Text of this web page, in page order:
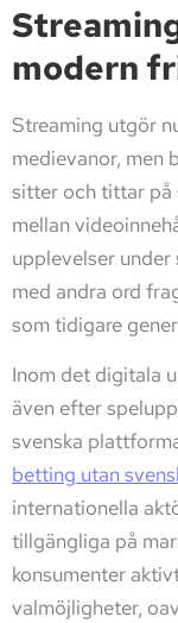
modern
Streaming utgör
medievanor, men
sitter och tittar på
mellan
upplevelser
med andra ord
som tidigare
Inom det digitala
även efter
svenska
betting utan
internationella
tillgängliga på
konsumenter
valmöjligheter,